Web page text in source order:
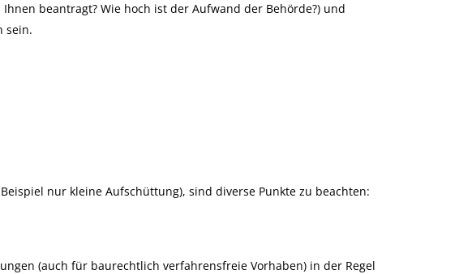
beantragt? Wie hoch ist der Aufwand der Behörde?) und
sein.
nur kleine Aufschüttung), sind diverse Punkte zu beachten:
(auch für baurechtlich verfahrensfreie Vorhaben) in der Regel